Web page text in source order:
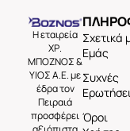
Η εταιρεία
ΧΡ.
ΜΠΟΖΝΟΣ &
ΥΙΟΣ Α.Ε. με
έδρα τον
Πειραιά
προσφέρει
Σχετικά
Εμάς
Συχνές
Όροι